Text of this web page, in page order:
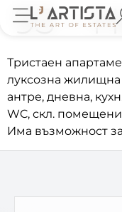
93 –
Тристаен
луксозна жилищна
антре, дневна,
WC, скл.
Има възможност